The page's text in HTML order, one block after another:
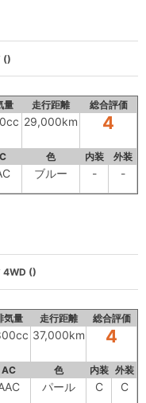
()
量 走行距離 総合評価
29,000km 4
色 内装 外装
ブルー - -
4WD ()
気量 走行距離 総合評価
37,000km 4
AC 色 内装 外装
パール C C